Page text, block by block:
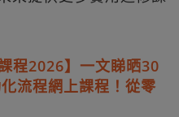
程2026】一文睇晒30
流程網上課程！從零